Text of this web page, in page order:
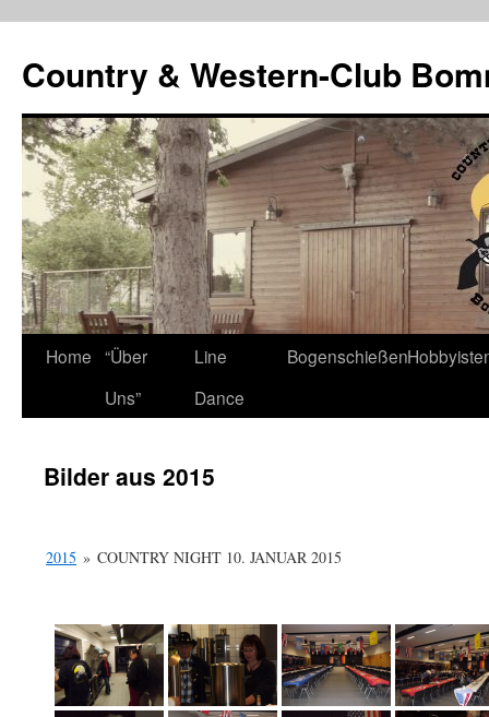
Country & Western-Club
Skip
Home “Über
Uns”
Line
Dance
Bogenschießen
Bilder aus 2015
2015 » COUNTRY NIGHT 10. JANUAR 2015